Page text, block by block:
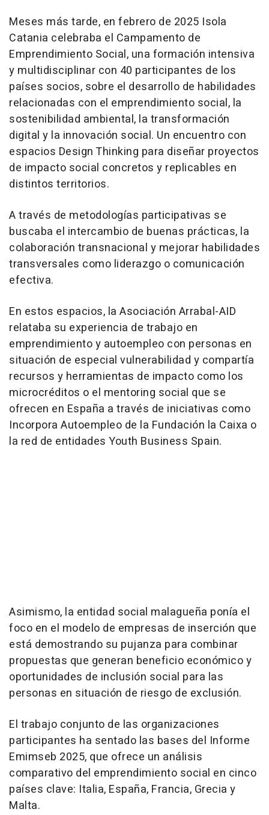
Meses más tarde, en febrero de 2025 Isola
Catania celebraba el Campamento de
Emprendimiento Social, una formación intensiva
y multidisciplinar con 40 participantes de los
países socios, sobre el desarrollo de habilidades
relacionadas con el emprendimiento social, la
sostenibilidad ambiental, la transformación
digital y la innovación social. Un encuentro con
espacios Design Thinking para diseñar proyectos
de impacto social concretos y replicables en
distintos territorios.
A través de metodologías participativas se
buscaba el intercambio de buenas prácticas, la
colaboración transnacional y mejorar habilidades
transversales como liderazgo o comunicación
efectiva.
En estos espacios, la Asociación Arrabal-AID
relataba su experiencia de trabajo en
emprendimiento y autoempleo con personas en
situación de especial vulnerabilidad y compartía
recursos y herramientas de impacto como los
microcréditos o el mentoring social que se
ofrecen en España a través de iniciativas como
Incorpora Autoempleo de la Fundación la Caixa o
la red de entidades Youth Business Spain.
Asimismo, la entidad social malagueña ponía el
foco en el modelo de empresas de inserción que
está demostrando su pujanza para combinar
propuestas que generan beneficio económico y
oportunidades de inclusión social para las
personas en situación de riesgo de exclusión.
El trabajo conjunto de las organizaciones
participantes ha sentado las bases del Informe
Emimseb 2025, que ofrece un análisis
comparativo del emprendimiento social en cinco
países clave: Italia, España, Francia, Grecia y
Malta.